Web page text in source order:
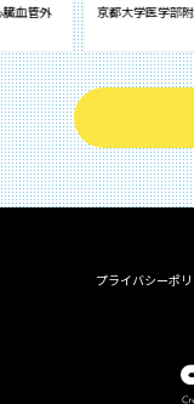
京都大学医学部附属病院 小
プライバシーポ